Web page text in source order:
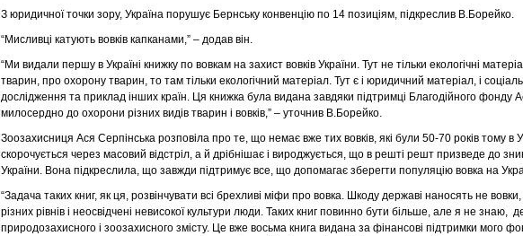
З юридичної точки зору, Україна порушує Бернську конвенцію по 14 позиціям, підкреслив В.Борейко.
“Мисливці катують вовків капканами,” – додав він.
“Ми видали першу в Україні книжку по вовкам на захист вовків України. Тут не тільки екологічні
тварин, про охорону тварин, то там тільки екологічний матеріал. Тут є і юридичний матеріал, і
дослідження та приклад інших країн. Ця книжка була видана завдяки підтримці Благодійного фонду
милосердно до охорони різних видів тварин і вовків,” – уточнив В.Борейко.
Зоозахисниця Ася Серпінська розповіла про те, що немає вже тих вовків, які були 50-70 років тому в
скорочується через масовий відстріл, а й дрібнішає і вироджується, що в решті решт призведе до
України. Вона підкреслила, що завжди підтримує все, що допомагає зберегти популяцію вовка на
“Задача таких книг, як ця, розвінчувати всі брехливі міфи про вовка. Шкоду державі наносять не
різних рівнів і неосвідчені невисокої культури люди. Таких книг повинно бути більше, але я не знаю,
природозахисного і зоозахисного змісту. Це вже восьма книга видана за фінансові підтримки мого